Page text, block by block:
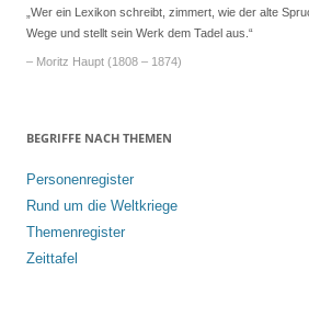
„Wer ein Lexikon schreibt, zimmert, wie der alte
Wege und stellt sein Werk dem Tadel aus.“
– Moritz Haupt (1808 – 1874)
BEGRIFFE NACH THEMEN
Personenregister
Rund um die Weltkriege
Themenregister
Zeittafel